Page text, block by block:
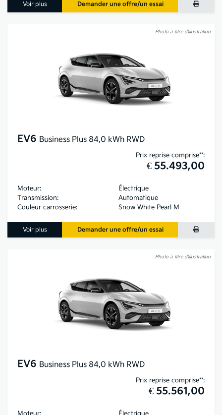
Voir plus Demander une offre/un essai
Photo à titre d’illustration
EV6 Business Plus 84,0 kWh RWD
Prix reprise comprise**:
€ 55.493,00
Moteur:
Électrique
Transmission:
Automatique
Couleur carrosserie:
Snow White Pearl M
Voir plus Demander une offre/un essai
Photo à titre d’illustration
EV6 Business Plus 84,0 kWh RWD
Prix reprise comprise**:
€ 55.561,00